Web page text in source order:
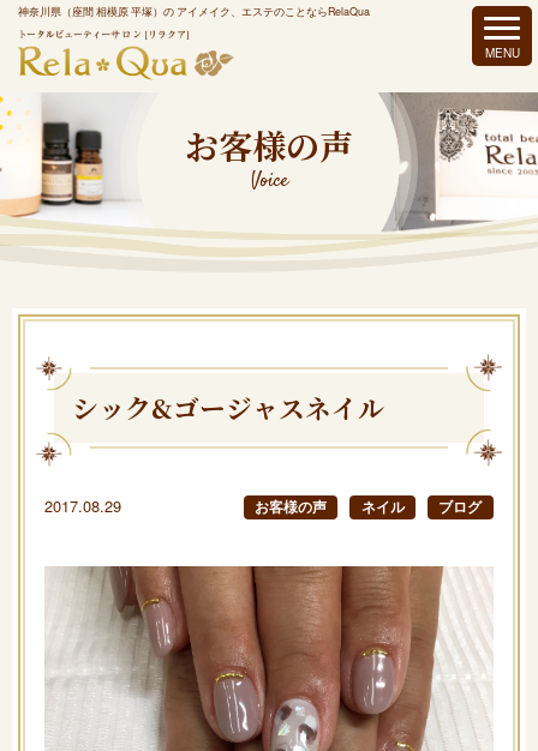
神奈川県（座間 相模原 平塚）の アイメイク、エステのことならRelaQua
お客様の声
Voice
シック&ゴージャスネイル
2017.08.29 お客様の声 ネイル ブログ